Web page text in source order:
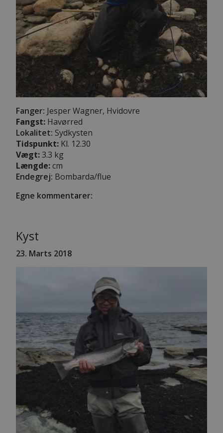
Fanger: Jesper Wagner, Hvidovre
Fangst: Havørred
Lokalitet: Sydkysten
Tidspunkt: Kl. 12.30
Vægt:3.3 kg
Længde:cm
Endegrej: Bombarda/flue
Egne kommentarer:
Kyst
23. Marts 2018